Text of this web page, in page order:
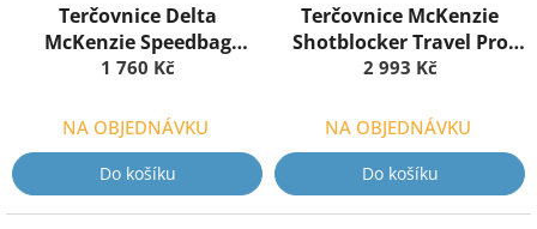
Terčovnice Delta
McKenzie Speedbag
50x50x20 cm
1 760 Kč
NA OBJEDNÁVKU
Do košíku
Terčovnice McKenzie
Shotblocker Travel Pro
45x40x28 cm
2 993 Kč
NA OBJEDNÁVKU
Do košíku